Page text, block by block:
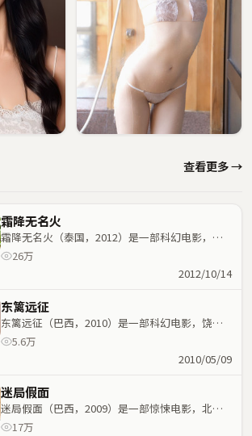
查看更多 →
霜降无名火
霜降无名火（泰国，2012）是一部科幻电影，大
鹏执导，葛优、汤姆·哈迪等主演；科幻元素与人
26万
2012/10/14
东篱远征
东篱远征（巴西，2010）是一部科幻电影，饶晓
志执导，肖战、白宇等主演；科幻元素与人物命运
5.6万
2010/05/09
迷局假面
迷局假面（巴西，2009）是一部惊悚电影，北野
武执导，裴斗娜、周润发等主演；惊悚元素与人物
17万